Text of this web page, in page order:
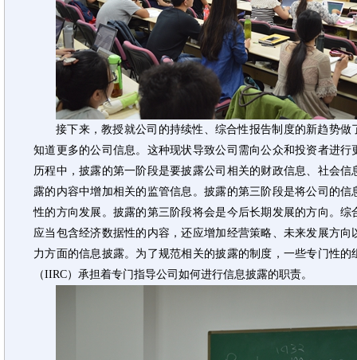
接下来，教授就公司的持续性、综合性报告制度的新趋势
知道更多的公司信息。这种现状导致公司需向公众和投资者进
历程中，披露的第一阶段是要披露公司相关的财政信息、社会
露的内容中增加相关的监管信息。披露的第三阶段是将公司的
性的方向发展。披露的第三阶段将会是今后长期发展的方向。
应当包含经济数据性的内容，还应增加经营策略、未来发展方
力方面的信息披露。为了规范相关的披露的制度，一些专门性
（IIRC）承担着专门指导公司如何进行信息披露的职责。